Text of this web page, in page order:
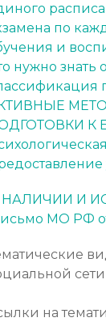
по
и
нужно знать
К
И
МО РФ от
сети
на